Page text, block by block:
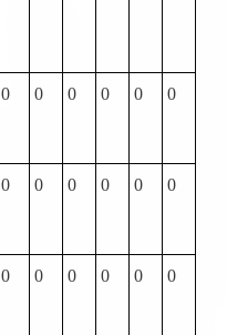
0 0 0 0 0 0
0 0 0 0 0 0
0 0 0 0 0 0